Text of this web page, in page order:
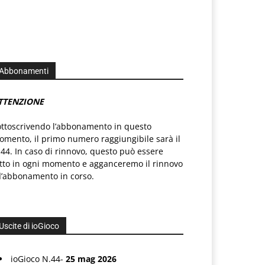
l’abbonamento in questo
il primo numero raggiungibile sarà il
In caso di rinnovo, questo può essere
in ogni momento e agganceremo il rinnovo
in corso.
Uscite di ioGioco
ioGioco N.44- 25 mag 2026